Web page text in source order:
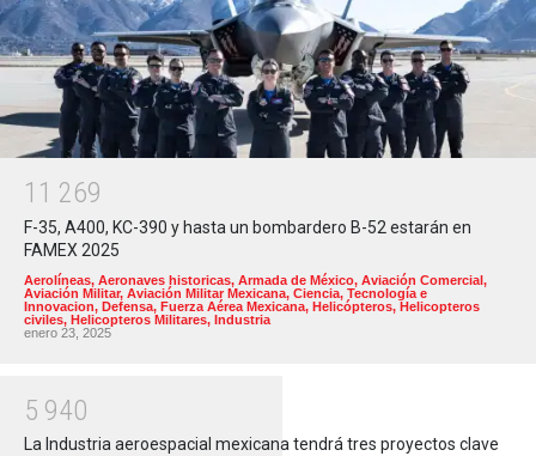
1 1 269
F-35, A400, KC-390 y hasta un bombardero B-52 estarán en
FAMEX 2025
Aerolíneas, Aeronaves historicas, Armada de México, Aviación Comercial,
Aviación Militar, Aviación Militar Mexicana, Ciencia, Tecnología e
Innovacion, Defensa, Fuerza Aérea Mexicana, Helicópteros, Helicopteros
civiles, Helicopteros Militares, Industria
enero 23, 2025
5 940
La Industria aeroespacial mexicana tendrá tres proyectos clave